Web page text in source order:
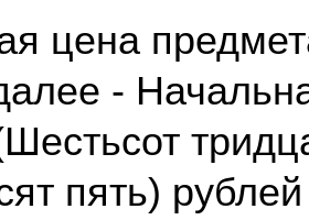
цена
-
пять)